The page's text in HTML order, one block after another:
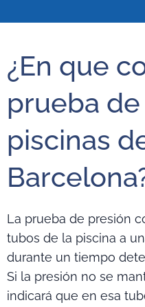
¿En que
prueba
piscinas
La prueba de presión
tubos de la piscina a
durante un tiempo
Si la presión no se
indicará que en esa